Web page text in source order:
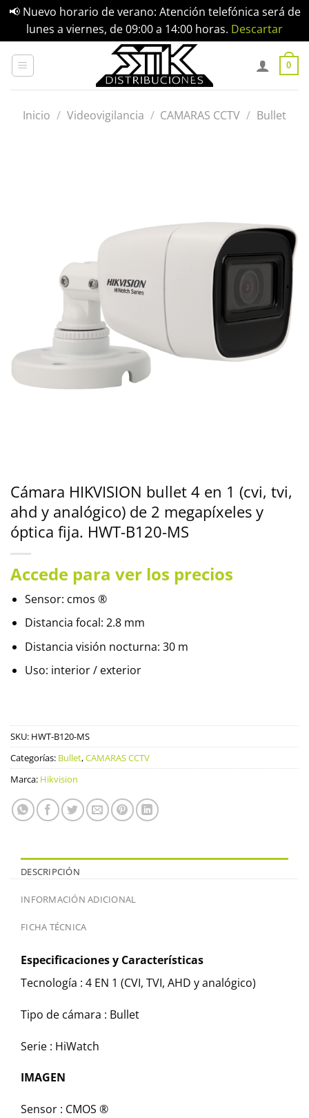
📢 Nuevo horario de verano: Atención telefónica será de
lunes a viernes, de 09:00 a 14:00 horas. Descartar
0
Inicio / Videovigilancia / CAMARAS CCTV / Bullet
Cámara HIKVISION bullet 4 en 1 (cvi, tvi,
ahd y analógico) de 2 megapíxeles y
óptica fija. HWT-B120-MS
Accede para ver los precios
Sensor: cmos ®
Distancia focal: 2.8 mm
Distancia visión nocturna: 30 m
Uso: interior / exterior
SKU: HWT-B120-MS
Categorías: Bullet,CAMARAS CCTV
Marca: Hikvision
DESCRIPCIÓN
INFORMACIÓN ADICIONAL
FICHA TÉCNICA
Especificaciones y Características
Tecnología : 4 EN 1 (CVI, TVI, AHD y analógico)
Tipo de cámara : Bullet
Serie : HiWatch
IMAGEN
Sensor : CMOS ®